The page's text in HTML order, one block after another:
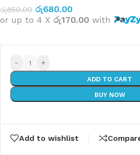
රු850.00 රු680.00
or up to 4 X රු170.00 with
- +
ADD TO CART
BUY NOW
Add to wishlist